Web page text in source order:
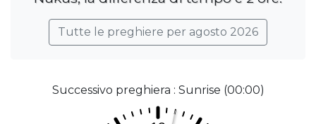
Tutte le preghiere per agosto 2026
Successivo preghiera : Sunrise (00:00)